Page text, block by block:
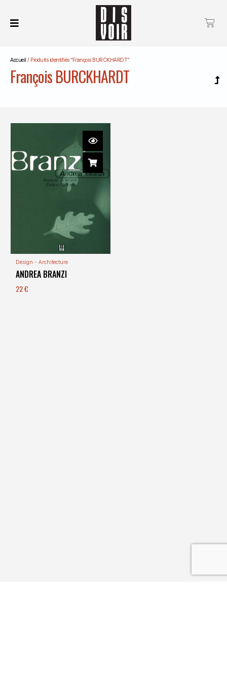
Accueil / Produits identifiés “François BURCKHARDT”
François BURCKHARDT
Design - Architecture
ANDREA BRANZI
22€